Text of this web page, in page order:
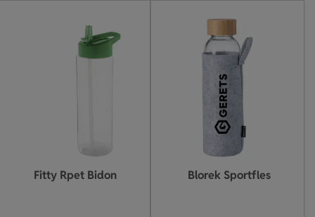
Fitty Rpet Bidon Blorek Sportfles